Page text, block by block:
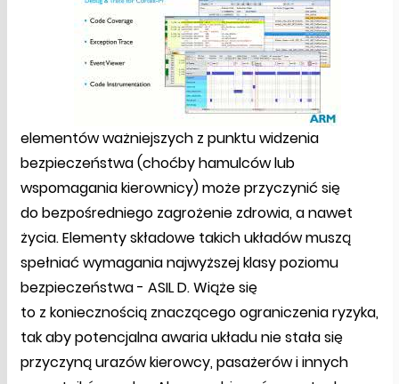
elementów ważniejszych z punktu widzenia
bezpieczeństwa (choćby hamulców lub
wspomagania kierownicy) może przyczynić się
do bezpośredniego zagrożenie zdrowia, a nawet
życia. Elementy składowe takich układów muszą
spełniać wymagania najwyższej klasy poziomu
bezpieczeństwa - ASIL D. Wiąże się
to z koniecznością znaczącego ograniczenia ryzyka,
tak aby potencjalna awaria układu nie stała się
przyczyną urazów kierowcy, pasażerów i innych